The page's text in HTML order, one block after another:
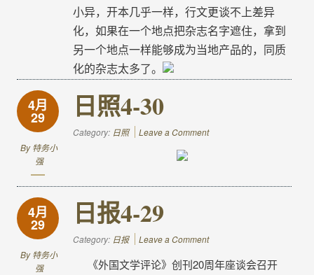
小异，开本几乎一样，行文更谈不上差异
化，如果在一个地点把杂志名字遮住，拿到
另一个地点一样能够成为当地产品的，同质
化的杂志太多了。
4月
29
By特务小
强
日照4-30
Category: 日照 Leave a Comment
4月
29
By特务小
强
日报4-29
Category: 日报 Leave a Comment
《外国文学评论》创刊20周年座谈会召开